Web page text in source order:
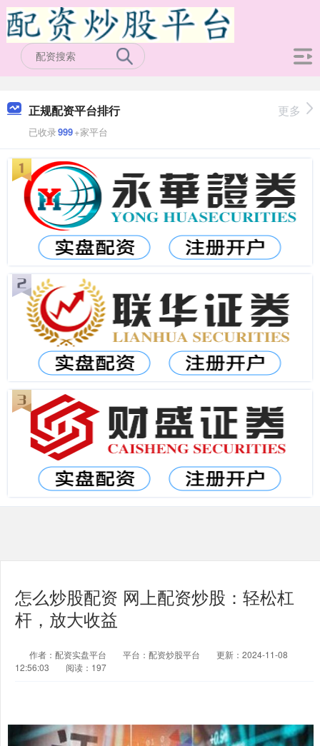
正规配资平台排行
已收录999+家平台
更多
怎么炒股配资 网上配资炒股：轻松杠
杆，放大收益
作者：配资实盘平台 平台：配资炒股平台
更新：2024-11-08
12:56:03
阅读：197